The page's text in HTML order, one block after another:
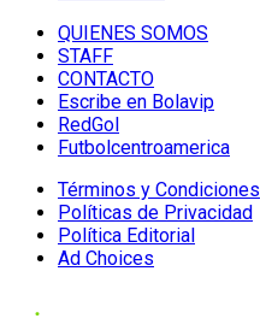
QUIENES SOMOS
STAFF
CONTACTO
Escribe en Bolavip
RedGol
Futbolcentroamerica
Términos y Condiciones
Políticas de Privacidad
Política Editorial
Ad Choices